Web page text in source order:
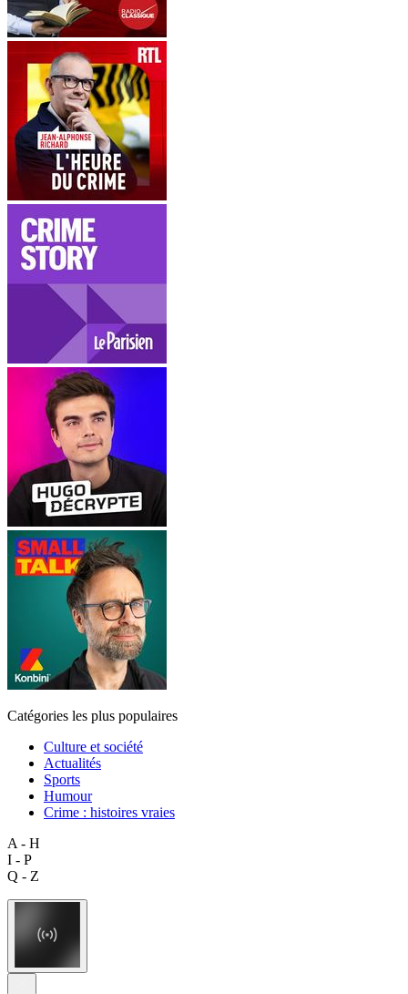
Catégories les plus populaires
Culture et société
Actualités
Sports
Humour
Crime : histoires vraies
A - H
I - P
Q - Z